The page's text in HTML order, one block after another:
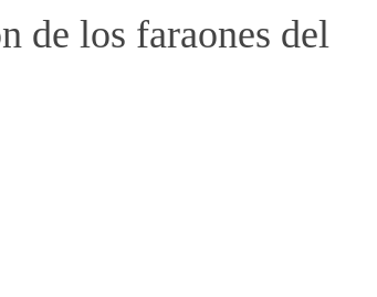
de los faraones del